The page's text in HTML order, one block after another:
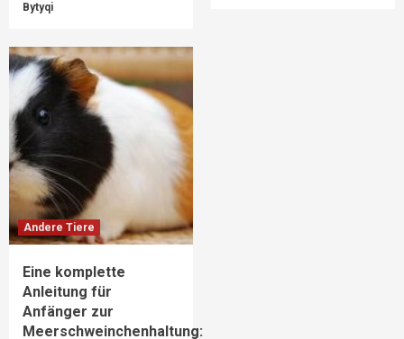
Bytyqi
Andere Tiere
Eine komplette
Anleitung für
Anfänger zur
Meerschweinchenhaltung: